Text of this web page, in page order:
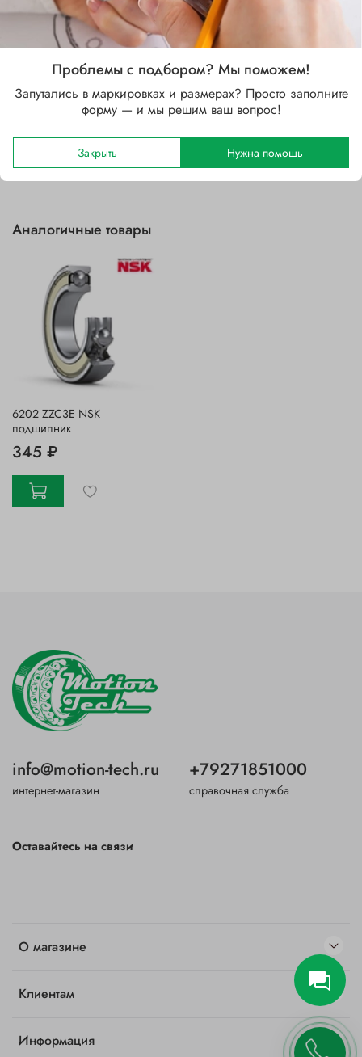
Зазор
C3 (больше CN)
Уплотнение
2Z (защитные шайбы с двух сторон)
Отзывы
Аналогичные товары
6202 ZZC3E NSK
подшипник
345 ₽
О магазине
Клиентам
Информация
info@motion-tech.ru
интернет-магазин
+79271851000
справочная служба
Оставайтесь на связи
Проблемы с подбором? Мы поможем!
Запутались в маркировках и размерах? Просто заполните
форму — и мы решим ваш вопрос!
Закрыть Нужна помощь